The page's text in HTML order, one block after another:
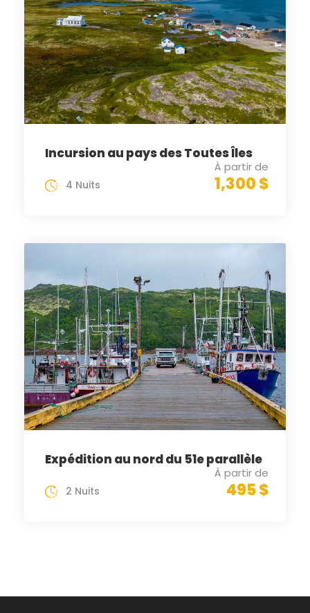
Incursion au pays des Toutes Îles
À partir de
1,300 $
4 Nuits
Expédition au nord du 51e parallèle
À partir de
495 $
2 Nuits